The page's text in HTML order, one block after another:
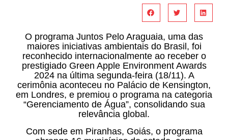
O programa Juntos Pelo Araguaia, uma das
maiores iniciativas ambientais do Brasil, foi
reconhecido internacionalmente ao receber o
prestigiado Green Apple Environment Awards
2024 na última segunda-feira (18/11). A
cerimônia aconteceu no Palácio de Kensington,
em Londres, e premiou o programa na categoria
“Gerenciamento de Água”, consolidando sua
relevância global.
Com sede em Piranhas, Goiás, o programa